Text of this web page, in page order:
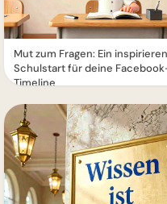
Mut zum Fragen: Ein
Schulstart für deine
Timeline